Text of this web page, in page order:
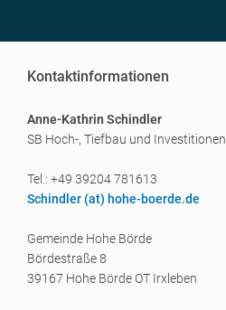
Kontaktinformationen
Anne-Kathrin Schindler
SB Hoch-, Tiefbau und Investitionen
Tel.: +49 39204 781613
Schindler (at) hohe-boerde.de
Gemeinde Hohe Börde
Bördestraße 8
39167 Hohe Börde OT Irxleben